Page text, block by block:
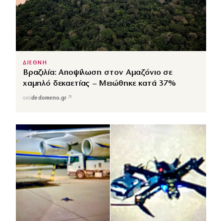
ΔΙΕΘΝΗ
Βραζιλία: Αποψίλωση στον Αμαζόνιο σε
χαμηλό δεκαετίας – Μειώθηκε κατά 37%
απόdedomeno.gr ↗